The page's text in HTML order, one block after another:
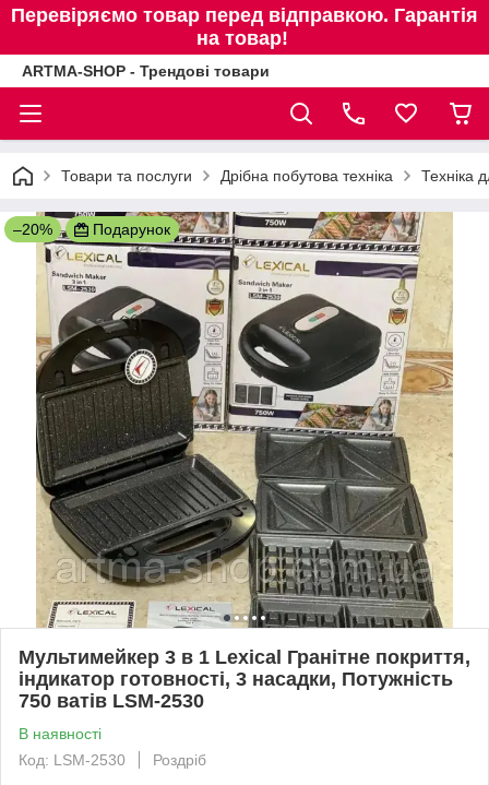
Перевіряємо товар перед відправкою. Гарантія
на товар!
ARTMA-SHOP - Трендові товари
Товари та послуги Дрібна побутова техніка Техніка
–20% Подарунок
Мультимейкер 3 в 1 Lexical Гранітне покриття,
індикатор готовності, 3 насадки, Потужність
750 ватів LSM-2530
В наявності
Код: LSM-2530
Роздріб